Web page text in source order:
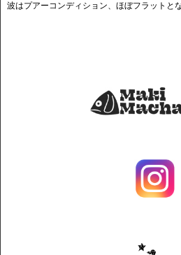
波はプアーコンディション、ほぼフラットと